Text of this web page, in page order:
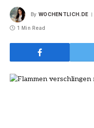
By WOCHENTLICH.DE
1 Min Read